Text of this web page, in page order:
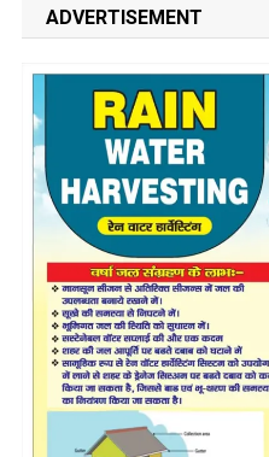
ADVERTISEMENT